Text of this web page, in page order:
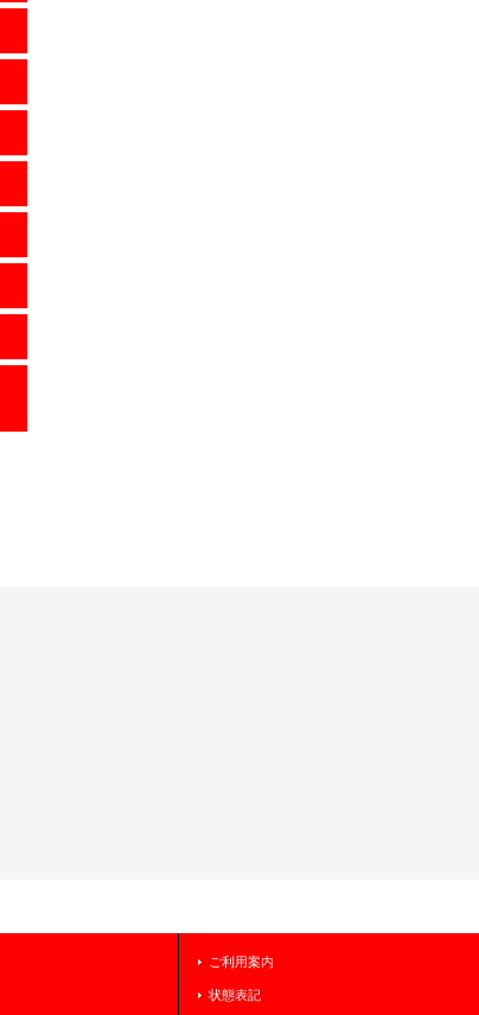
ご利用案内
状態表記